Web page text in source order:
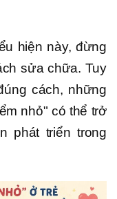
hiện này, đừng
sửa chữa. Tuy
cách, những
nhỏ" có thể trở
phát triển trong